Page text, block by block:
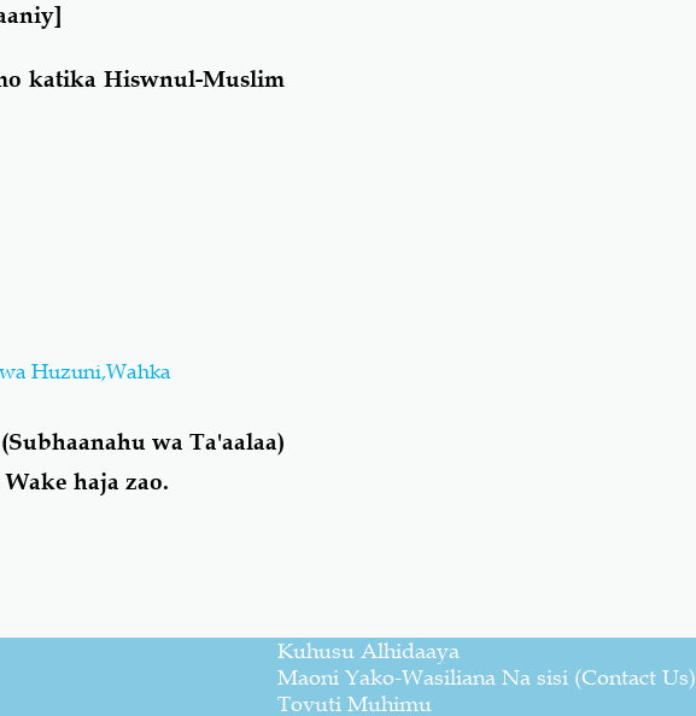
katika Hiswnul-Muslim
Huzuni,Wahka
wa Ta'aalaa)
haja zao.
Kuhusu Alhidaaya
Maoni Yako-Wasiliana Na sisi (Contact Us)
Tovuti Muhimu